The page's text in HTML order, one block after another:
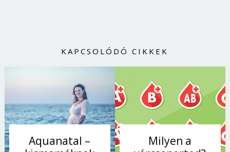
KAPCSOLÓDÓ CIKKEK
Aquanatal –
Milyen a
Mégse Bejelentkezés